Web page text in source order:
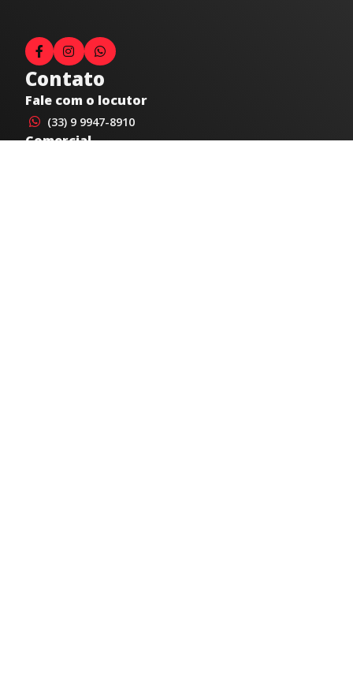
Contato
Fale com o locutor
(33) 9 9947-8910
Comercial